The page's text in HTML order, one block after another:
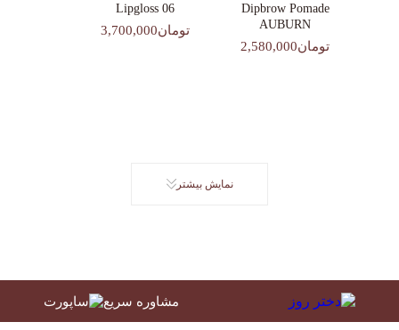
Dipbrow Pomade
AUBURN
تومان2,580,000
Lipgloss 06
تومان3,700,000
نمایش بیشتر
مشاوره سریع